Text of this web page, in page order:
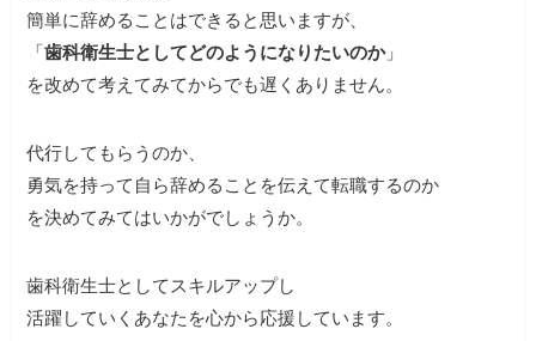
簡単に辞めることはできると思いますが、
「歯科衛生士としてどのようになりたいのか」
を改めて考えてみてからでも遅くありません。
代行してもらうのか、
勇気を持って自ら辞めることを伝えて転職するのか
を決めてみてはいかがでしょうか。
歯科衛生士としてスキルアップし
活躍していくあなたを心から応援しています。